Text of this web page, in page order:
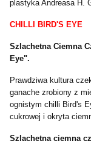
plastyka Andreasa H.
CHILLI BIRD'S EYE
Szlachetna Ciemna
Eye".
Prawdziwa kultura
ganache zrobiony z
ognistym chilli Bird's
cukrowej i okryta
Szlachetna ciemna